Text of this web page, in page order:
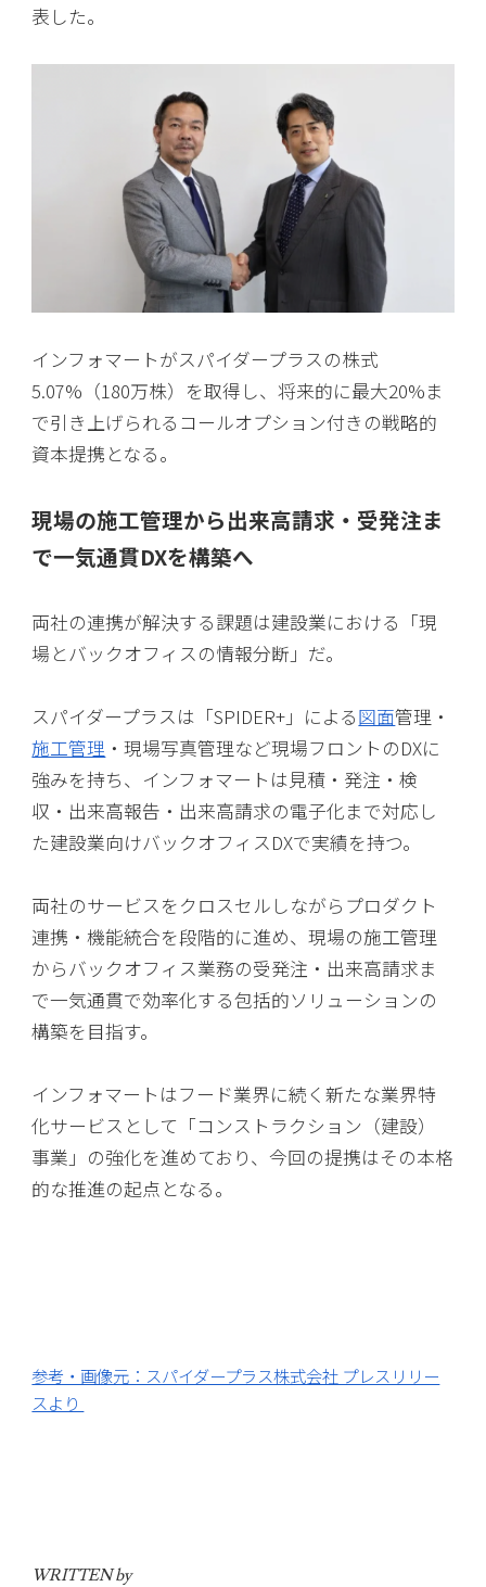
表した。
インフォマートがスパイダープラスの株式
5.07%（180万株）を取得し、将来的に最大20%ま
で引き上げられるコールオプション付きの戦略的
資本提携となる。
現場の施工管理から出来高請求・受発注ま
で一気通貫DXを構築へ
両社の連携が解決する課題は建設業における「現
場とバックオフィスの情報分断」だ。
スパイダープラスは「SPIDER+」による図面管理・
施工管理 ・現場写真管理など現場フロントのDXに
強みを持ち、インフォマートは見積・発注・検
収・出来高報告・出来高請求の電子化まで対応し
た建設業向けバックオフィスDXで実績を持つ。
両社のサービスをクロスセルしながらプロダクト
連携・機能統合を段階的に進め、現場の施工管理
からバックオフィス業務の受発注・出来高請求ま
で一気通貫で効率化する包括的ソリューションの
構築を目指す。
インフォマートはフード業界に続く新たな業界特
化サービスとして「コンストラクション（建設）
事業」の強化を進めており、今回の提携はその本格
的な推進の起点となる。
参考・画像元：スパイダープラス株式会社 プレスリリー
スより
WRITTEN by